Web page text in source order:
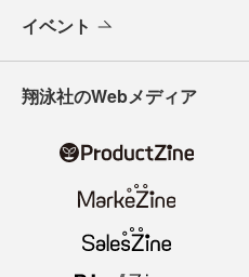
イベント
翔泳社のWebメディア